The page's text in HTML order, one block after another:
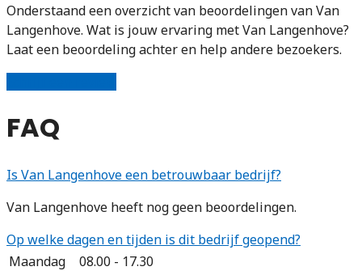
Onderstaand een overzicht van beoordelingen van Van
Langenhove. Wat is jouw ervaring met Van Langenhove?
Laat een beoordeling achter en help andere bezoekers.
FAQ
Is Van Langenhove een betrouwbaar bedrijf?
Van Langenhove heeft nog geen beoordelingen.
Op welke dagen en tijden is dit bedrijf geopend?
Maandag
08.00 - 17.30